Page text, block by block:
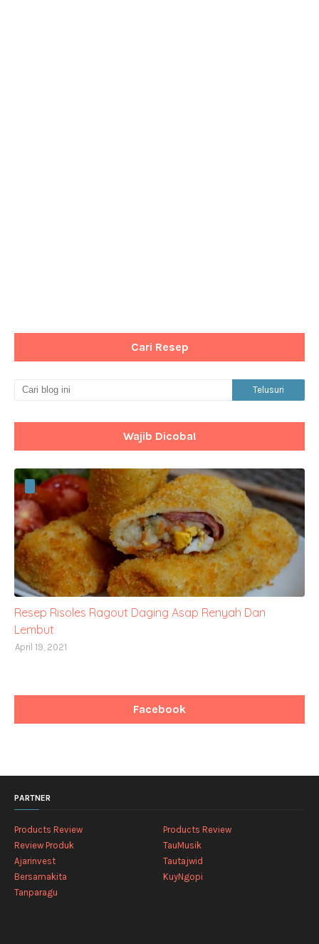
Cari Resep
Wajib Dicoba!
Resep Risoles Ragout Daging Asap Renyah Dan
Lembut
April 19, 2021
Facebook
PARTNER
Products Review
Products Review
Review Produk
TauMusik
Ajarinvest
Tautajwid
Bersamakita
KuyNgopi
Tanparagu